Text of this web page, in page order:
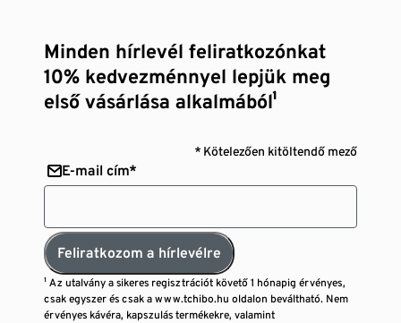
Minden hírlevél feliratkozónkat
10% kedvezménnyel lepjük meg
első vásárlása alkalmából¹
* Kötelezően kitöltendő mező
E-mail cím*
Feliratkozom a hírlevélre
¹ Az utalvány a sikeres regisztrációt követő 1 hónapig érvényes,
csak egyszer és csak a www.tchibo.hu oldalon beváltható. Nem
érvényes kávéra, kapszulás termékekre, valamint